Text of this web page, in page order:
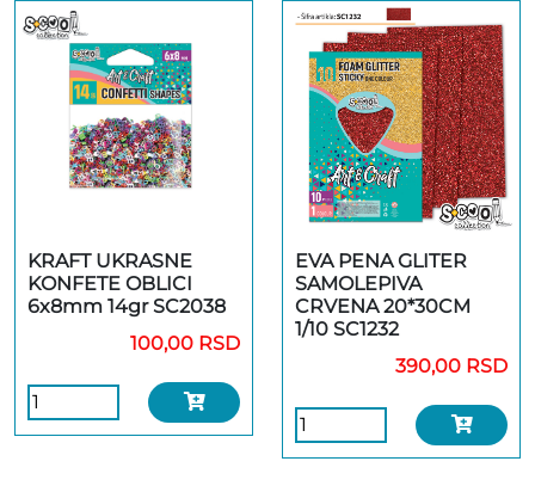
KRAFT UKRASNE
KONFETE OBLICI
6x8mm 14gr SC2038
100,00 RSD
EVA PENA GLITER
SAMOLEPIVA
CRVENA 20*30CM
1/10 SC1232
390,00 RSD